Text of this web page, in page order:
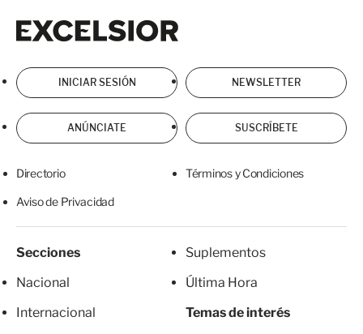
INICIAR SESIÓN NEWSLETTER
ANÚNCIATE SUSCRÍBETE
Directorio Términos y Condiciones
Aviso de Privacidad
Secciones
Nacional
Internacional
Suplementos
Última Hora
Temas de interés